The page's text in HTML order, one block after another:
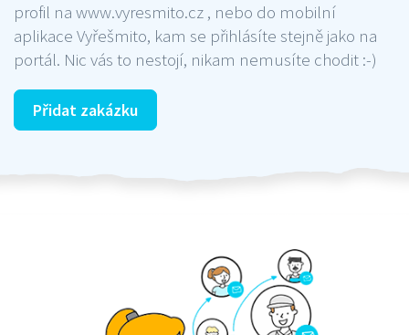
profil na www.vyresmito.cz , nebo do mobilní
aplikace Vyřešmito, kam se přihlásíte stejně jako na
portál. Nic vás to nestojí, nikam nemusíte chodit :-)
Přidat zakázku